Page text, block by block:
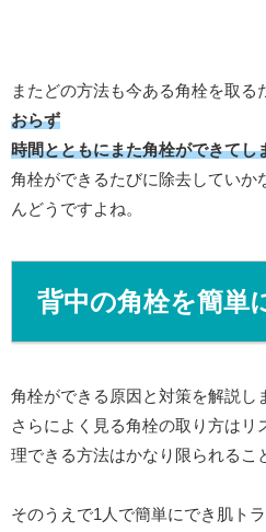
またどの方法も今ある角栓を取る
おらず
時間とともにまた角栓ができてし
角栓ができるたびに除去していか
んどうですよね。
背中の角栓を簡単
角栓ができる原因と対策を解説し
さらによく見る角栓の取り方は
理できる方法はかなり限られるこ
そのうえで1人で簡単にでき肌ト